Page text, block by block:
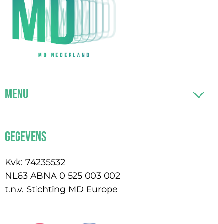
Menu
Gegevens
Kvk: 74235532
NL63 ABNA 0 525 003 002
t.n.v. Stichting MD Europe